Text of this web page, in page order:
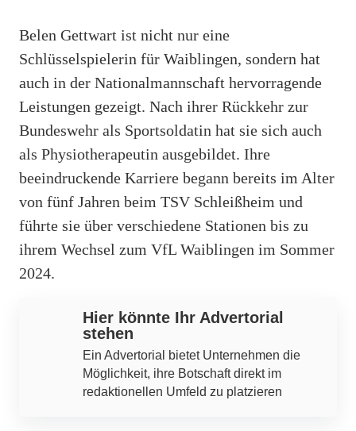
Belen Gettwart ist nicht nur eine
Schlüsselspielerin für Waiblingen, sondern hat
auch in der Nationalmannschaft hervorragende
Leistungen gezeigt. Nach ihrer Rückkehr zur
Bundeswehr als Sportsoldatin hat sie sich auch
als Physiotherapeutin ausgebildet. Ihre
beeindruckende Karriere begann bereits im Alter
von fünf Jahren beim TSV Schleißheim und
führte sie über verschiedene Stationen bis zu
ihrem Wechsel zum VfL Waiblingen im Sommer
2024.
Hier könnte Ihr Advertorial
stehen
Ein Advertorial bietet Unternehmen die
Möglichkeit, ihre Botschaft direkt im
redaktionellen Umfeld zu platzieren